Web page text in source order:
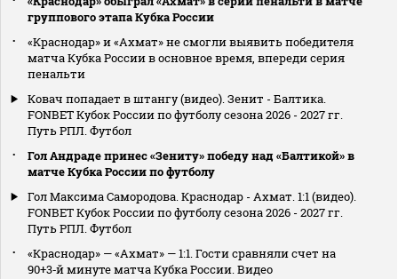
группового этапа Кубка России
«Краснодар» и «Ахмат» не смогли выявить победителя
матча Кубка России в основное время, впереди серия
пенальти
Ковач попадает в штангу (видео). Зенит - Балтика.
FONBET Кубок России по футболу сезона 2026 - 2027 гг.
Путь РПЛ. Футбол
Гол Андраде принес «Зениту» победу над «Балтикой» в
матче Кубка России по футболу
Гол Максима Самородова. Краснодар - Ахмат. 1:1 (видео).
FONBET Кубок России по футболу сезона 2026 - 2027 гг.
Путь РПЛ. Футбол
«Краснодар» — «Ахмат» — 1:1. Гости сравняли счет на
90+3‑й минуте матча Кубка России. Видео